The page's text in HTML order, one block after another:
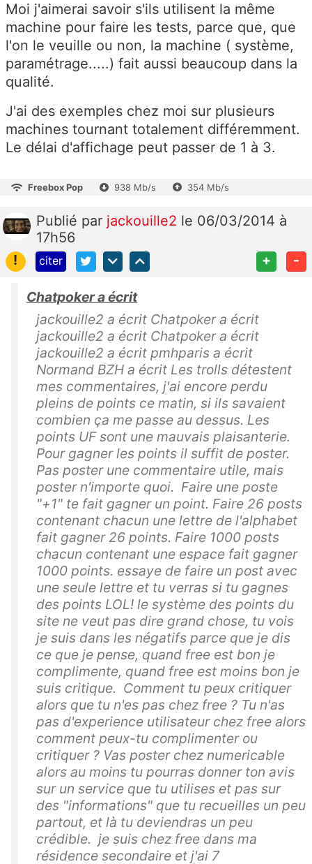
Moi j'aimerai savoir s'ils utilisent la même
machine pour faire les tests, parce que, que
l'on le veuille ou non, la machine ( système,
paramétrage.....) fait aussi beaucoup dans la
qualité.
J'ai des exemples chez moi sur plusieurs
machines tournant totalement différemment.
Le délai d'affichage peut passer de 1 à 3.
Freebox Pop 938 Mb/s 354 Mb/s
Publié par jackouille2 le 06/03/2014 à
17h56
!
citer + -
Chatpoker a écrit
jackouille2 a écrit Chatpoker a écrit
jackouille2 a écrit Chatpoker a écrit
jackouille2 a écrit pmhparis a écrit
Normand BZH a écrit Les trolls détestent
mes commentaires, j'ai encore perdu
pleins de points ce matin, si ils savaient
combien ça me passe au dessus. Les
points UF sont une mauvais plaisanterie.
Pour gagner les points il suffit de poster.
Pas poster une commentaire utile, mais
poster n'importe quoi. Faire une poste
"+1" te fait gagner un point. Faire 26 posts
contenant chacun une lettre de l'alphabet
fait gagner 26 points. Faire 1000 posts
chacun contenant une espace fait gagner
1000 points. essaye de faire un post avec
une seule lettre et tu verras si tu gagnes
des points LOL! le système des points du
site ne veut pas dire grand chose, tu vois
je suis dans les négatifs parce que je dis
ce que je pense, quand free est bon je
complimente, quand free est moins bon je
suis critique. Comment tu peux critiquer
alors que tu n'es pas chez free ? Tu n'as
pas d'experience utilisateur chez free alors
comment peux-tu complimenter ou
critiquer ? Vas poster chez numericable
alors au moins tu pourras donner ton avis
sur un service que tu utilises et pas sur
des "informations" que tu recueilles un peu
partout, et là tu deviendras un peu
crédible. je suis chez free dans ma
résidence secondaire et j'ai 7